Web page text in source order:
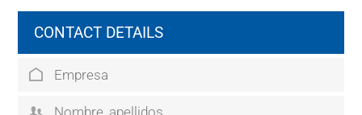
CONTACT DETAILS